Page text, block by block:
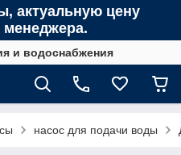
актуальную цену
менеджера.
и водоснабжения
насос для подачи воды